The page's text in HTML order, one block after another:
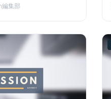
集部